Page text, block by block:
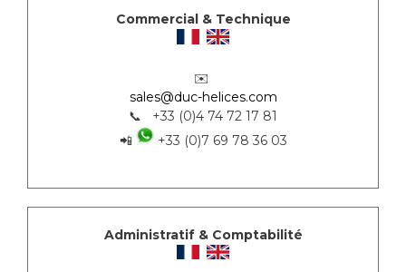
Commercial & Technique
✉️
sales@duc-helices.com
📞 +33 (0)4 74 72 17 81
📲
+33 (0)7 69 78 36 03
Administratif & Comptabilité